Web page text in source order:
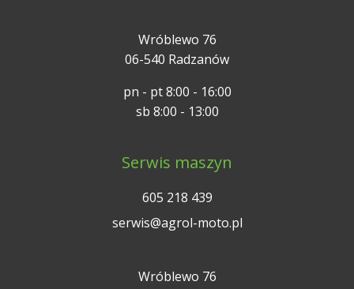
Wróblewo 76
06-540 Radzanów
pn - pt 8:00 - 16:00
sb 8:00 - 13:00
Serwis maszyn
605 218 439
serwis@agrol-moto.pl
Wróblewo 76